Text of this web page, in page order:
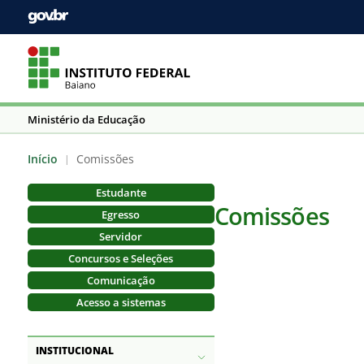
Ministério da Educação
Início | Comissões
Estudante
Egresso
Servidor
Concursos e Seleções
Comunicação
Acesso a sistemas
INSTITUCIONAL
Comissões